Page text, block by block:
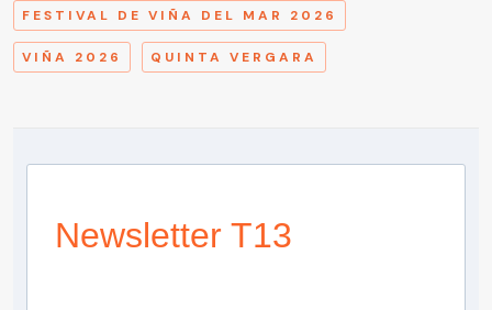
FESTIVAL DE VIÑA DEL MAR 2026
VIÑA 2026 QUINTA VERGARA
Newsletter T13